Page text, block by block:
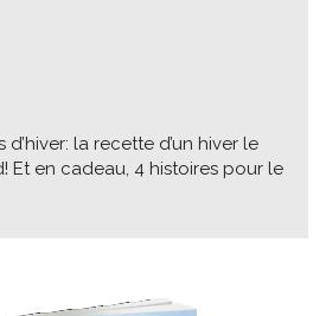
d’hiver: la recette d’un hiver le
en cadeau, 4 histoires pour le